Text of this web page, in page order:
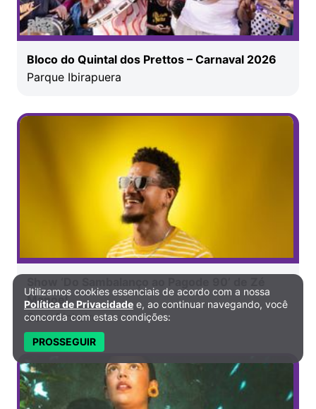
Bloco do Quintal dos Prettos – Carnaval 2026
Parque Ibirapuera
Manoel
Sesc Pinheiros
Política de Privacidade e Cookies
Utilizamos cookies essenciais de acordo com a nossa
Política de Privacidade e, ao continuar navegando, você
concorda com estas condições:
PROSSEGUIR